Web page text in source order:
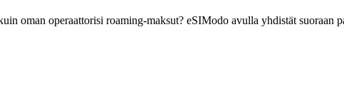
oman operaattorisi roaming-maksut? eSIModo avulla yhdistät